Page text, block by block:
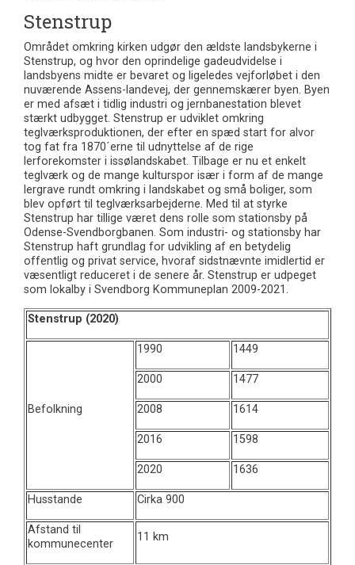
Stenstrup
Området omkring kirken udgør den ældste landsbykerne i
Stenstrup, og hvor den oprindelige gadeudvidelse i
landsbyens midte er bevaret og ligeledes vejforløbet i den
nuværende Assens-landevej, der gennemskærer byen. Byen
er med afsæt i tidlig industri og jernbanestation blevet
stærkt udbygget. Stenstrup er udviklet omkring
teglværksproduktionen, der efter en spæd start for alvor
tog fat fra 1870´erne til udnyttelse af de rige
lerforekomster i issølandskabet. Tilbage er nu et enkelt
teglværk og de mange kulturspor især i form af de mange
lergrave rundt omkring i landskabet og små boliger, som
blev opført til teglværksarbejderne. Med til at styrke
Stenstrup har tillige været dens rolle som stationsby på
Odense-Svendborgbanen. Som industri- og stationsby har
Stenstrup haft grundlag for udvikling af en betydelig
offentlig og privat service, hvoraf sidstnævnte imidlertid er
væsentligt reduceret i de senere år. Stenstrup er udpeget
som lokalby i Svendborg Kommuneplan 2009-2021.
Stenstrup (2020)
Befolkning
1990 1449
2000 1477
2008 1614
2016 1598
2020 1636
Husstande Cirka 900
Afstand til
kommunecenter
11 km